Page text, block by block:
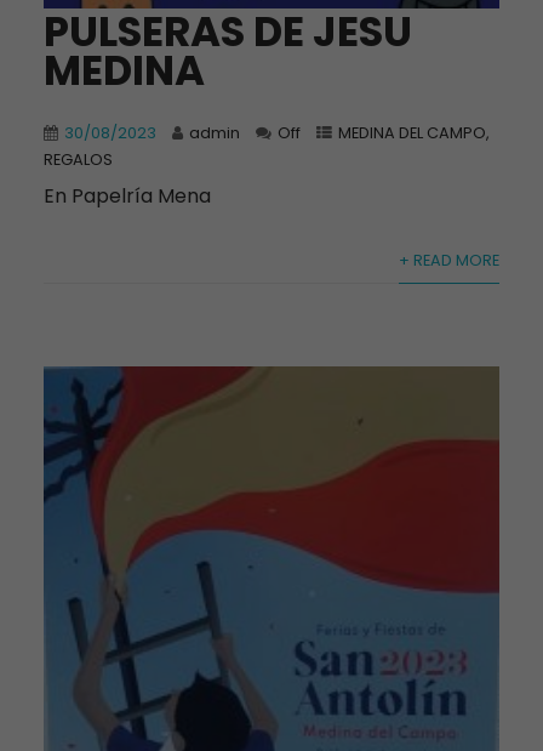
PULSERAS DE JESU
MEDINA
30/08/2023 admin Off MEDINA DEL CAMPO,
REGALOS
En Papelría Mena
+ READ MORE